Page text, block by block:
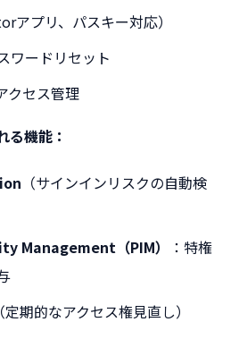
アプリ、パスキー対応）
ワードリセット
クセス管理
機能：
（サインインリスクの自動検
Management（PIM）
：特権
（定期的なアクセス権見直し）